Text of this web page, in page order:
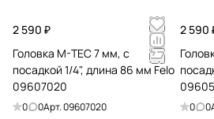
2 590 ₽
Головка M-TEC 7 мм, с
посадкой 1/4", длина 86 мм Felo
09607020
0 0Арт.09607020
2 590
0 0